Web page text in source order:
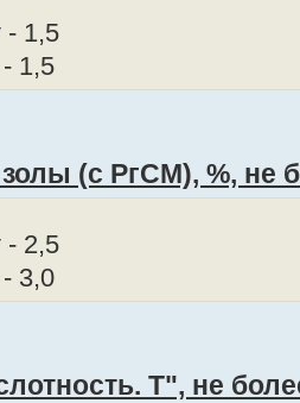
1,5
1,5
(с РгСМ), %, не
2,5
3,0
Т", не